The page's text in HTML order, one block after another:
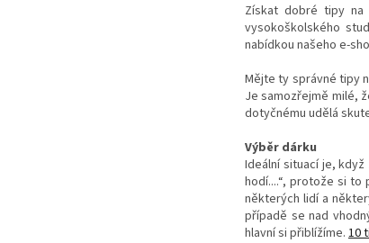
Získat dobré tipy
vysokoškolského
nabídkou našeho e-
Mějte ty správné tipy
Je samozřejmě milé,
dotyčnému udělá
Výběr dárku
Ideální situací je,
hodí....“, protože si
některých lidí a
případě se nad
hlavní si přiblížíme. 10